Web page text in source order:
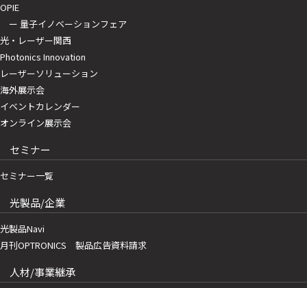
OPIE
ー 量子イノベーションフェア
光・レーザー関西
Photonics Innovation
レーザーソリューション
海外展示会
イベントカレンダー
オンライン展示会
セミナー
セミナー一覧
光製品/企業
光製品Navi
月刊OPTRONICS 製品広告資料請求
人材/事業継承